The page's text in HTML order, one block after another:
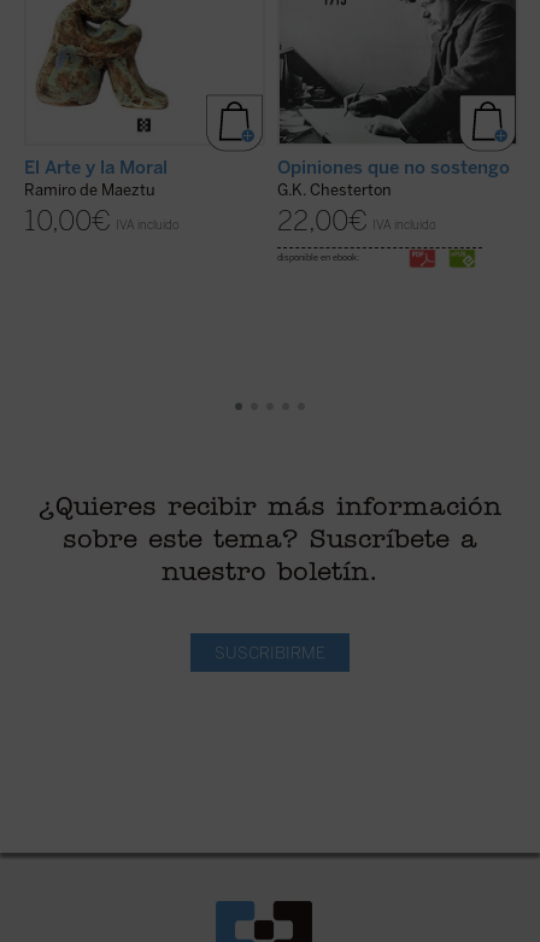
El Arte y la Moral
Ramiro de Maeztu
10,00€ IVA incluido
Opiniones que no sostengo
G.K. Chesterton
22,00€ IVA incluido
disponible en ebook:
¿Quieres recibir más información
sobre este tema? Suscríbete a
nuestro boletín.
SUSCRIBIRME